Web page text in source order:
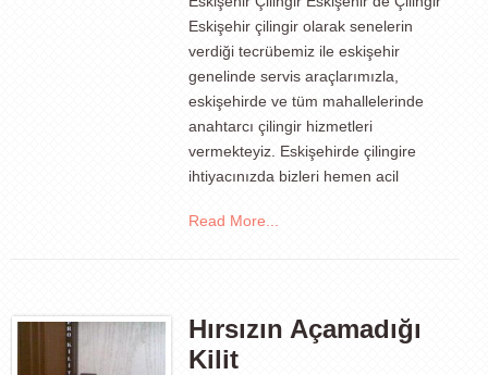
Eskişehir çilingir olarak senelerin
verdiği tecrübemiz ile eskişehir
genelinde servis araçlarımızla,
eskişehirde ve tüm mahallelerinde
anahtarcı çilingir hizmetleri
vermekteyiz. Eskişehirde çilingire
ihtiyacınızda bizleri hemen acil
Read More...
Hırsızın Açamadığı
Kilit